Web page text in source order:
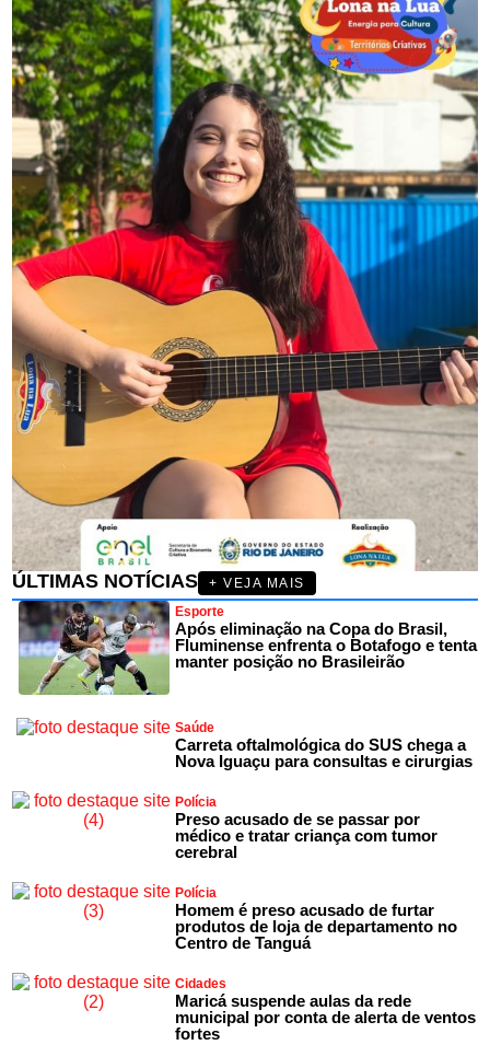
ÚLTIMAS NOTÍCIAS
+ VEJA MAIS
Esporte
Após eliminação na Copa do Brasil,
Fluminense enfrenta o Botafogo e tenta
manter posição no Brasileirão
Saúde
Carreta oftalmológica do SUS chega a
Nova Iguaçu para consultas e cirurgias
Polícia
Preso acusado de se passar por
médico e tratar criança com tumor
cerebral
Polícia
Homem é preso acusado de furtar
produtos de loja de departamento no
Centro de Tanguá
Cidades
Maricá suspende aulas da rede
municipal por conta de alerta de ventos
fortes